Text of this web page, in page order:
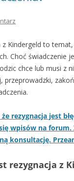
z Kindergeld to
Choć świadczenie
chce lub musi z
przeprowadzki,
że rezygnacja jest
wpisów na forum.
konsultację.
rezygnacja z